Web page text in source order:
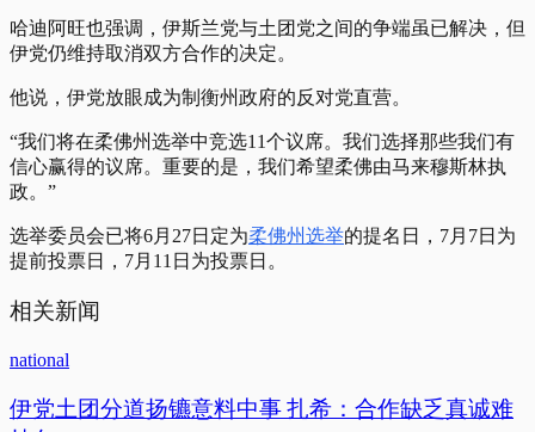
哈迪阿旺也强调，伊斯兰党与土团党之间的争端虽已解决，但
伊党仍维持取消双方合作的决定。
他说，伊党放眼成为制衡州政府的反对党直营。
“我们将在柔佛州选举中竞选11个议席。我们选择那些我们有
信心赢得的议席。重要的是，我们希望柔佛由马来穆斯林执
政。”
选举委员会已将6月27日定为柔佛州选举的提名日，7月7日为
提前投票日，7月11日为投票日。
相关新闻
national
伊党土团分道扬镳意料中事 扎希：合作缺乏真诚难